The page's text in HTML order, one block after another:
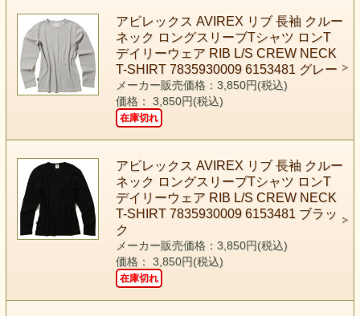
アビレックス AVIREX リブ 長袖 クルー
ネック ロングスリーブTシャツ ロンT
デイリーウェア RIB L/S CREW NECK
T-SHIRT 7835930009 6153481 グレー
メーカー販売価格：3,850円(税込)
価格： 3,850円(税込)
在庫切れ
アビレックス AVIREX リブ 長袖 クルー
ネック ロングスリーブTシャツ ロンT
デイリーウェア RIB L/S CREW NECK
T-SHIRT 7835930009 6153481 ブラッ
ク
メーカー販売価格：3,850円(税込)
価格： 3,850円(税込)
在庫切れ